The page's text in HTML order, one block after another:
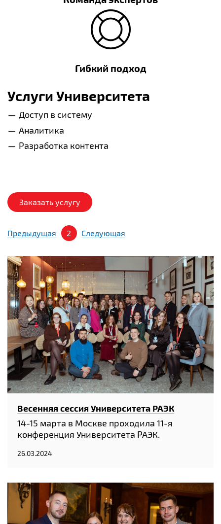
Гибкий подход
Услуги Университета
Доступ в систему
Аналитика
Разработка контента
Заказать услугу
Предыдущая 2 Следующая
Весенняя сессия Университета РАЭК
14-15 марта в Москве проходила 11-я
конференция Университета РАЭК.
26.03.2024